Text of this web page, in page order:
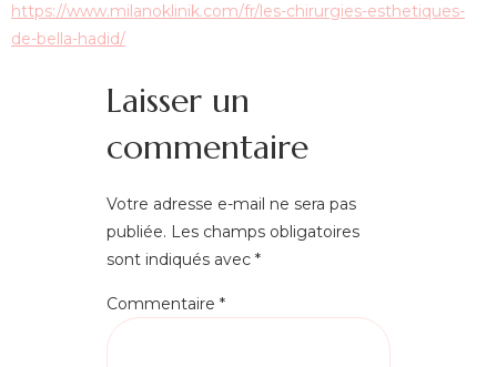
https://www.milanoklinik.com/fr/les-chirurgies-esthetiques-
de-bella-hadid/
Laisser un
commentaire
Votre adresse e-mail ne sera pas
publiée. Les champs obligatoires
sont indiqués avec *
Commentaire *